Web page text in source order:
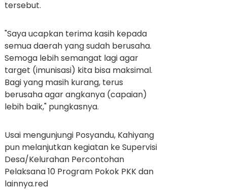
tersebut.
"Saya ucapkan terima kasih kepada
semua daerah yang sudah berusaha.
Semoga lebih semangat lagi agar
target (imunisasi) kita bisa maksimal.
Bagi yang masih kurang, terus
berusaha agar angkanya (capaian)
lebih baik," pungkasnya.
Usai mengunjungi Posyandu, Kahiyang
pun melanjutkan kegiatan ke Supervisi
Desa/Kelurahan Percontohan
Pelaksana 10 Program Pokok PKK dan
lainnya.red